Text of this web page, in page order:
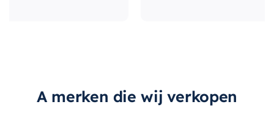
A merken die wij verkopen